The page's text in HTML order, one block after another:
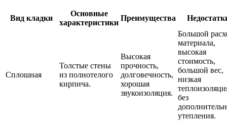
Вид кладки
Основные
характеристики
Преимущества
Сплошная
Толстые стены
из полнотелого
кирпича.
Высокая
прочность,
долговечность,
хорошая
звукоизоляция.
Большой
материала,
высокая
стоимость,
большой вес,
низкая
без
утепления.